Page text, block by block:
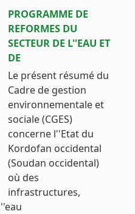
PROGRAMME DE
REFORMES DU
SECTEUR DE L''EAU ET
DE
Le présent résumé du
Cadre de gestion
environnementale et
sociale (CGES)
concerne l''Etat du
Kordofan occidental
(Soudan occidental)
où des
infrastructures,